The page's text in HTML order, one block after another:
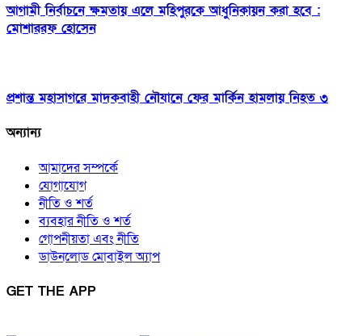
আগামী নির্বাচনে ক্ষমতায় এলে মহিপুরকে আধুনিকায়ন করা হবে :
মোশাররফ হোসেন
প্রশান্ত মহাসাগরে মাদকবাহী নৌযানে ফের মার্কিন হামলায় নিহত ৩
অন্যান্য
আমাদের সম্পর্কে
যোগাযোগ
নীতি ও শর্ত
ব্যবহার নীতি ও শর্ত
গোপনীয়তা এবং নীতি
ডাউনলোড মোবাইল অ্যাপ
GET THE APP